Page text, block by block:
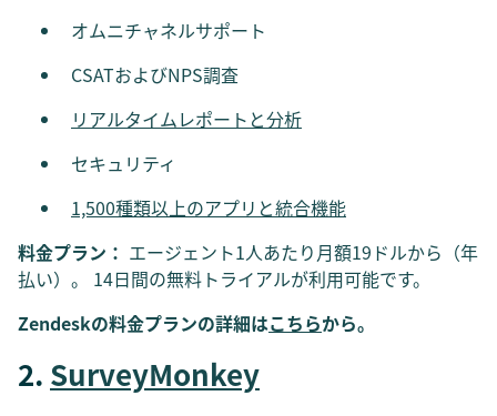
オムニチャネルサポート
CSATおよびNPS調査
リアルタイムレポートと分析
セキュリティ
1,500種類以上のアプリと統合機能
料金プラン： エージェント1人あたり月額19ドルから（年
払い）。 14日間の無料トライアルが利用可能です。
Zendeskの料金プランの詳細はこちらから。
2. SurveyMonkey